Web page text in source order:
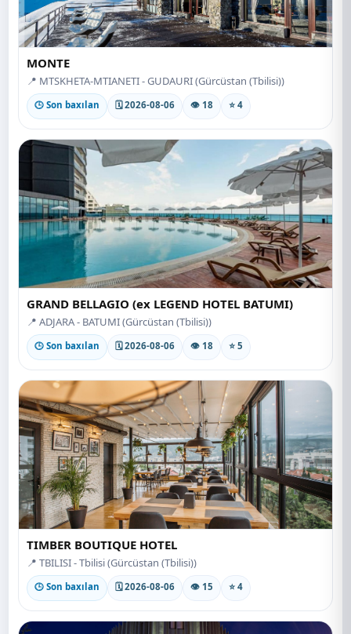
MONTE
📍 MTSKHETA-MTIANETI - GUDAURI (Gürcüstan (Tbilisi))
🕒 Son baxılan 🗓 2026-08-06 👁 18 ⭐ 4
GRAND BELLAGIO (ex LEGEND HOTEL BATUMI)
📍 ADJARA - BATUMI (Gürcüstan (Tbilisi))
🕒 Son baxılan 🗓 2026-08-06 👁 18 ⭐ 5
TIMBER BOUTIQUE HOTEL
📍 TBILISI - Tbilisi (Gürcüstan (Tbilisi))
🕒 Son baxılan 🗓 2026-08-06 👁 15 ⭐ 4